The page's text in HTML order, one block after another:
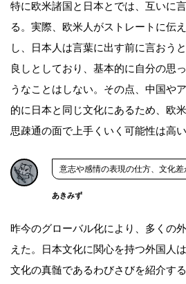
特に欧米諸国と日本とでは、互いに
る。実際、欧米人がストレートに伝
し、日本人は言葉に出す前に言おう
良しとしており、基本的に自分の思
うなことはしない。その点、中国や
的に日本と同じ文化にあるため、欧
思疎通の面で上手くいく可能性は高
意志や感情の表現の仕方、文化差
あきみず
昨今のグローバル化により、多くの
えた。日本文化に関心を持つ外国人
文化の真髄であるわびさびを紹介す